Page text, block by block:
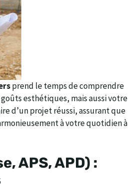
prend le temps de comprendre
esthétiques, mais aussi votre
d’un projet réussi, assurant que
à votre quotidien à
APS, APD) :